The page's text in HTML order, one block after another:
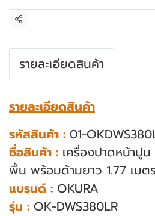
แชร์
รายละเอียดสินค้า
รายละเอียดสินค้า
รหัสสินค้า : 01-
ชื่อสินค้า : เครื่องปาดหน้าปู
พื้น พร้อมด้ามยาว 1.77 เมต
แบรนด์ : OKURA
รุ่น : OK-DWS380LR